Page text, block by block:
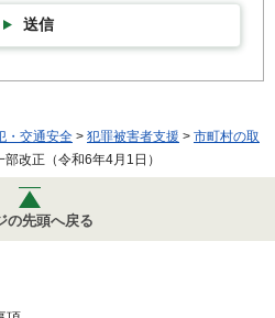
送信
・交通安全 > 犯罪被害者支援 > 市町村の取
改正（令和6年4月1日）
の先頭へ戻る